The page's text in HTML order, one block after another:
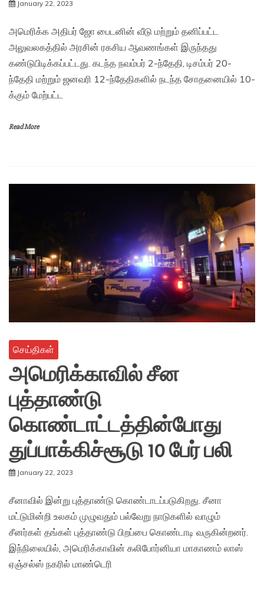
January 22, 2023
அமெரிக்க அதிபர் ஜோ பைடனின் வீடு மற்றும் தனிப்பட்ட
அலுவலகத்தில் அரசின் ரகசிய ஆவணங்கள் இருந்தது
கண்டுபிடிக்கப்பட்டது. கடந்த நவம்பர் 2-ந்தேதி, டிசம்பர் 20-
ந்தேதி மற்றும் ஜனவரி 12-ந்தேதிகளில் நடந்த சோதனையில் 10-
க்கும் மேற்பட்ட
Read More
செய்திகள்
அமெரிக்காவில் சீன
புத்தாண்டு
கொண்டாட்டத்தின்போது
துப்பாக்கிச்சூடு 10 பேர் பலி
January 22, 2023
சீனாவில் இன்று புத்தாண்டு கொண்டாடப்படுகிறது. சீனா
மட்டுமின்றி உலகம் முழுவதும் பல்வேறு நாடுகளில் வாழும்
சீனர்கள் தங்கள் புத்தாண்டு பிறப்பை கொண்டாடி வருகின்றனர்.
இந்நிலையில், அமெரிக்காவின் கலிபோர்னியா மாகாணம் லாஸ்
ஏஞ்சல்ஸ் நகரில் மாண்டெரி